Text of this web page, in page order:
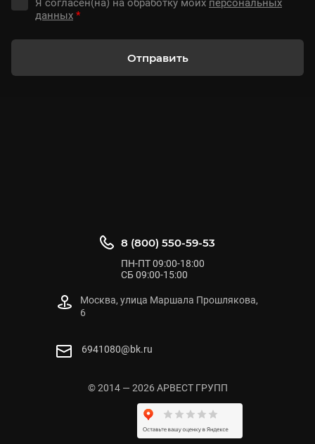
Я согласен(на) на обработку моих персональных
данных *
Отправить
© 2014 — 2026 АРВЕСТ ГРУПП
8 (800) 550-59-53
ПН-ПТ 09:00-18:00
СБ 09:00-15:00
Москва, улица Маршала Прошлякова,
6
6941080@bk.ru